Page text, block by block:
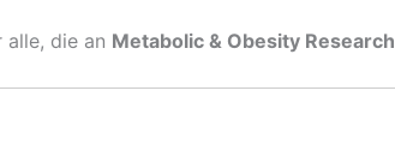
die an Metabolic & Obesity Research